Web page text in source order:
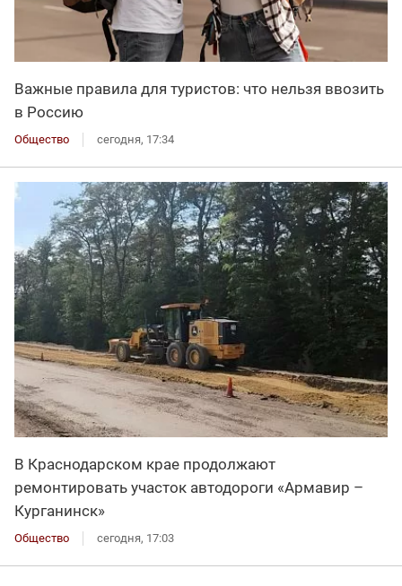
Важные правила для туристов: что нельзя ввозить
в Россию
Общество сегодня, 17:34
В Краснодарском крае продолжают
ремонтировать участок автодороги «Армавир –
Курганинск»
Общество сегодня, 17:03